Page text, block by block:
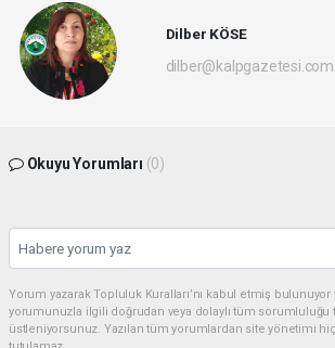
Dilber KÖSE
dilber@kalpgazetesi.com
Okuyu Yorumları (0)
Yorum yazarak Topluluk Kuralları’nı kabul etmiş bulunuyor
yorumunuzla ilgili doğrudan veya dolaylı tüm sorumluluğu
üstleniyorsunuz. Yazılan tüm yorumlardan site yönetimi